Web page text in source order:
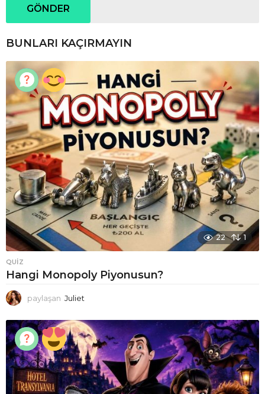
BUNLARI KAÇIRMAYIN
22 1
QUIZ
Hangi Monopoly Piyonusun?
paylaşan Juliet